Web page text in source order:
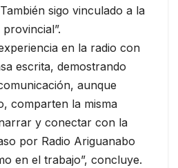
sigo vinculado a la
en la radio con
escrita, demostrando
aunque
comparten la misma
y conectar con la
por Radio Ariguanabo
en el trabajo”, concluye.